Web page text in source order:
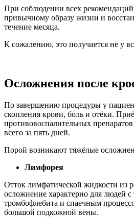
При соблюдении всех рекомендаций
привычному образу жизни и
течение месяца.
К сожалению, это получается не у
Осложнения после
По завершению процедуры у
скопления крови, боль и отёки.
противовоспалительных
всего за пять дней.
Порой возникают тяжёлые
Лимфорея
Отток лимфатической жидкости из
осложнение характерно для людей
тромбофлебита и спаечным
большой подкожной вены.